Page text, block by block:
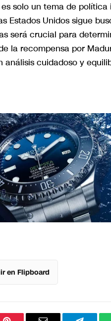
solo un tema de política
Estados Unidos sigue
será crucial para
la recompensa por
cuidadoso y
en Flipboard